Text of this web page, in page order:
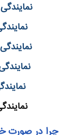
چرا در صورت